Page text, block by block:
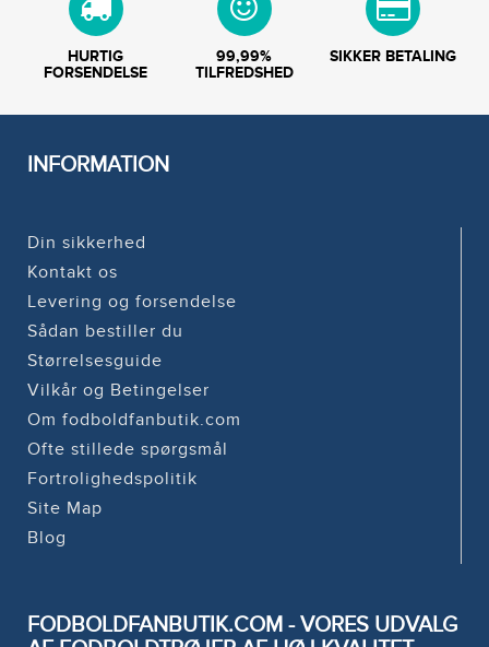
HURTIG
FORSENDELSE
99,99%
TILFREDSHED
SIKKER BETALING
INFORMATION
Din sikkerhed
Kontakt os
Levering og forsendelse
Sådan bestiller du
Størrelsesguide
Vilkår og Betingelser
Om fodboldfanbutik.com
Ofte stillede spørgsmål
Fortrolighedspolitik
Site Map
Blog
FODBOLDFANBUTIK.COM - VORES UDVALG